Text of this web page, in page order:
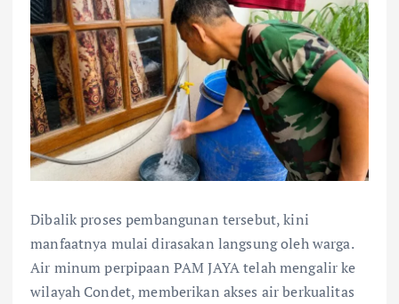
Dibalik proses pembangunan tersebut, kini
manfaatnya mulai dirasakan langsung oleh warga.
Air minum perpipaan PAM JAYA telah mengalir ke
wilayah Condet, memberikan akses air berkualitas